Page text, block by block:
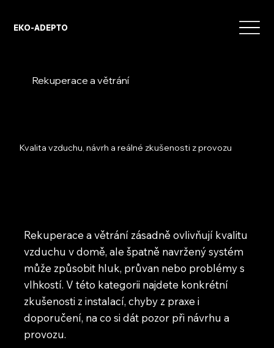
EKO-ADEPTO
Rekuperace a větrání
Kvalita vzduchu, návrh a reálné zkušenosti z provozu
Rekuperace a větrání zásadně ovlivňují kvalitu
vzduchu v domě, ale špatně navržený systém
může způsobit hluk, průvan nebo problémy s
vlhkostí. V této kategorii najdete konkrétní
zkušenosti z instalací, chyby z praxe i
doporučení, na co si dát pozor při návrhu a
provozu.